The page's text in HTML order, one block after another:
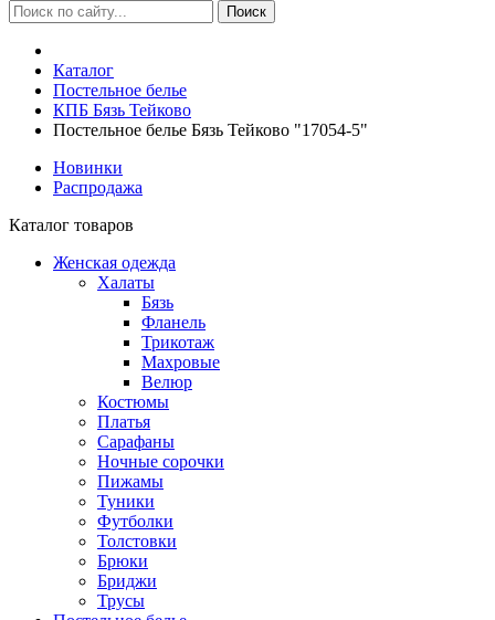
Каталог
Постельное белье
КПБ Бязь Тейково
Постельное белье Бязь Тейково "17054-5"
Новинки
Распродажа
Каталог товаров
Женская одежда
Халаты
Бязь
Фланель
Трикотаж
Махровые
Велюр
Костюмы
Платья
Сарафаны
Ночные сорочки
Пижамы
Туники
Футболки
Толстовки
Брюки
Бриджи
Трусы